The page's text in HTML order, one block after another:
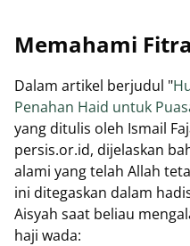
Memahami
Dalam artikel berjudul "
Penahan Haid untuk
yang ditulis oleh Ismail
persis.or.id, dijelaskan
alami yang telah Allah
ini ditegaskan dalam
Aisyah saat beliau
haji wada: